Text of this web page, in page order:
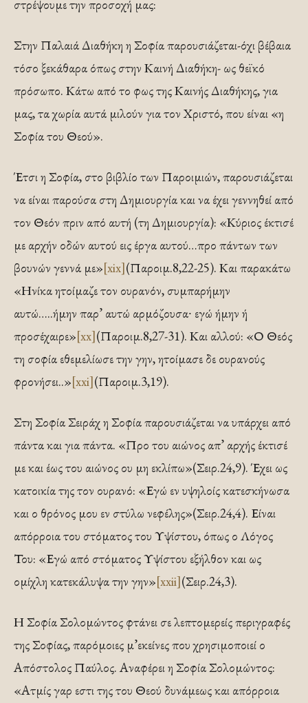
στρέψουμε την προσοχή μας:
Στην Παλαιά Διαθήκη η Σοφία παρουσιάζεται-όχι βέβαια
τόσο ξεκάθαρα όπως στην Καινή Διαθήκη- ως θεϊκό
πρόσωπο. Κάτω από το φως της Καινής Διαθήκης, για
μας, τα χωρία αυτά μιλούν για τον Χριστό, που είναι «η
Σοφία του Θεού».
Έτσι η Σοφία, στο βιβλίο των Παροιμιών, παρουσιάζεται
να είναι παρούσα στη Δημιουργία και να έχει γεννηθεί από
τον Θεόν πριν από αυτή (τη Δημιουργία): «Κύριος έκτισέ
με αρχήν οδών αυτού εις έργα αυτού…προ πάντων των
βουνών γεννά με»[xix](Παροιμ.8,22-25). Και παρακάτω
«Ηνίκα ητοίμαζε τον ουρανόν, συμπαρήμην
αυτώ…..ήμην παρ’ αυτώ αρμόζουσα∙ εγώ ήμην ή
προσέχαιρε»[xx](Παροιμ.8,27-31). Και αλλού: «Ο Θεός
τη σοφία εθεμελίωσε την γην, ητοίμασε δε ουρανούς
φρονήσει..»[xxi](Παροιμ.3,19).
Στη Σοφία Σειράχ η Σοφία παρουσιάζεται να υπάρχει από
πάντα και για πάντα. «Προ του αιώνος απ’ αρχής έκτισέ
με και έως του αιώνος ου μη εκλίπω»(Σειρ.24,9). Έχει ως
κατοικία της τον ουρανό: «Εγώ εν υψηλοίς κατεσκήνωσα
και ο θρόνος μου εν στύλω νεφέλης»(Σειρ.24,4). Είναι
απόρροια του στόματος του Υψίστου, όπως ο Λόγος
Του: «Εγώ από στόματος Υψίστου εξήλθον και ως
ομίχλη κατεκάλυψα την γην»[xxii](Σειρ.24,3).
Η Σοφία Σολομώντος φτάνει σε λεπτομερείς περιγραφές
της Σοφίας, παρόμοιες μ’εκείνες που χρησιμοποιεί ο
Απόστολος Παύλος. Αναφέρει η Σοφία Σολομώντος:
«Ατμίς γαρ εστι της του Θεού δυνάμεως και απόρροια